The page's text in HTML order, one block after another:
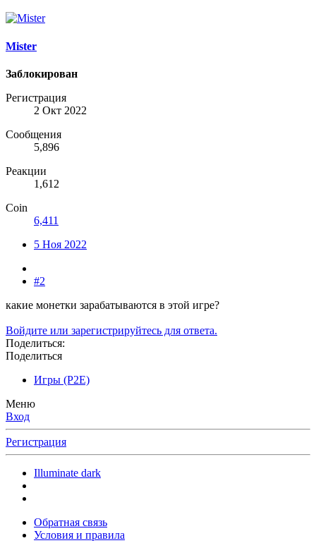
Mister
Заблокирован
Регистрация
2 Окт 2022
Сообщения
5,896
Реакции
1,612
Coin
6,411
5 Ноя 2022
#2
какие монетки зарабатываются в этой игре?
Войдите или зарегистрируйтесь для ответа.
Поделиться:
Поделиться
Игры (P2E)
Меню
Вход
Регистрация
Illuminate dark
Обратная связь
Условия и правила